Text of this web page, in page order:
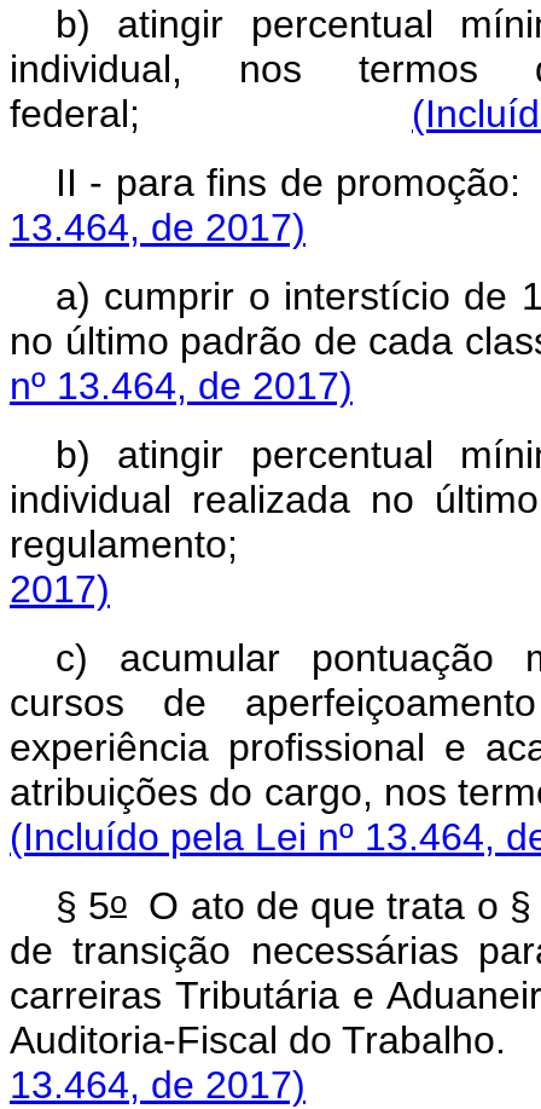
b) atingir percentual
individual, nos
federal;
II - para fins de
13.464, de 2017)
a) cumprir o interstício de
no último padrão
nº 13.464, de 2017)
b) atingir percentual
individual realizada no
2017)
c) acumular pontuação
cursos de
experiência profissional e
atribuições do cargo,
(Incluído pela Lei nº 13.464,
§ 5o O ato de que trata o §
de transição necessárias
carreiras Tributária e
Auditoria-Fiscal
13.464, de 2017)